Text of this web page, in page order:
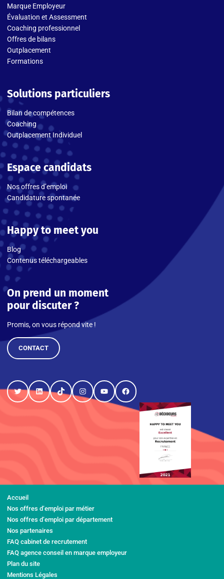
Marque Employeur
Évaluation et Assessment
Coaching professionnel
Offres de bilans
Outplacement
Formations
Solutions particuliers
Bilan de compétences
Coaching
Outplacement Individuel
Espace candidats
Nos offres d’emploi
Candidature spontanée
Happy to meet you
Blog
Contenus téléchargeables
On prend un moment
pour discuter ?
Promis, on vous répond vite !
CONTACT
TwitterLinkedInTikTokInstagram
YouTubeFacebook
Accueil
Nos offres d’emploi par métier
Nos offres d’emploi par département
Nos partenaires
FAQ cabinet de recrutement
FAQ agence conseil en marque employeur
Plan du site
Mentions Légales